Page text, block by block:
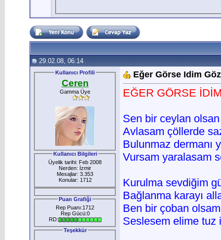
29.02.08, 06:14
Kullanıcı Profili
Ceren
Gamma Üye
Kullanıcı Bilgileri
Üyelik tarihi: Feb 2008
Nerden: İzmir
Mesajlar: 3.353
Konular: 1712
Puan Grafiği
Rep Puanı:1712
Rep Gücü:0
RD:
Teşekkür
Eğer Görse Idim
EĞER GÖRSE
Sen bir ceylan
Avlasam çöllerde
Bulunmaz dermanı
Vursam yaralasam
Kurulma sevdiğim
Bağlanma karayı
Ben bir çoban
Seslesem elime tuz